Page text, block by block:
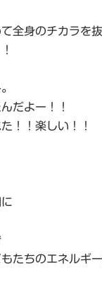
全身のチカラを
だよー！！
！！楽しい！！
たちのエネルギ